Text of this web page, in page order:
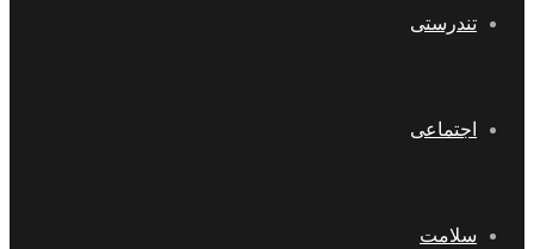
تندرستی
اجتماعی
سلامت